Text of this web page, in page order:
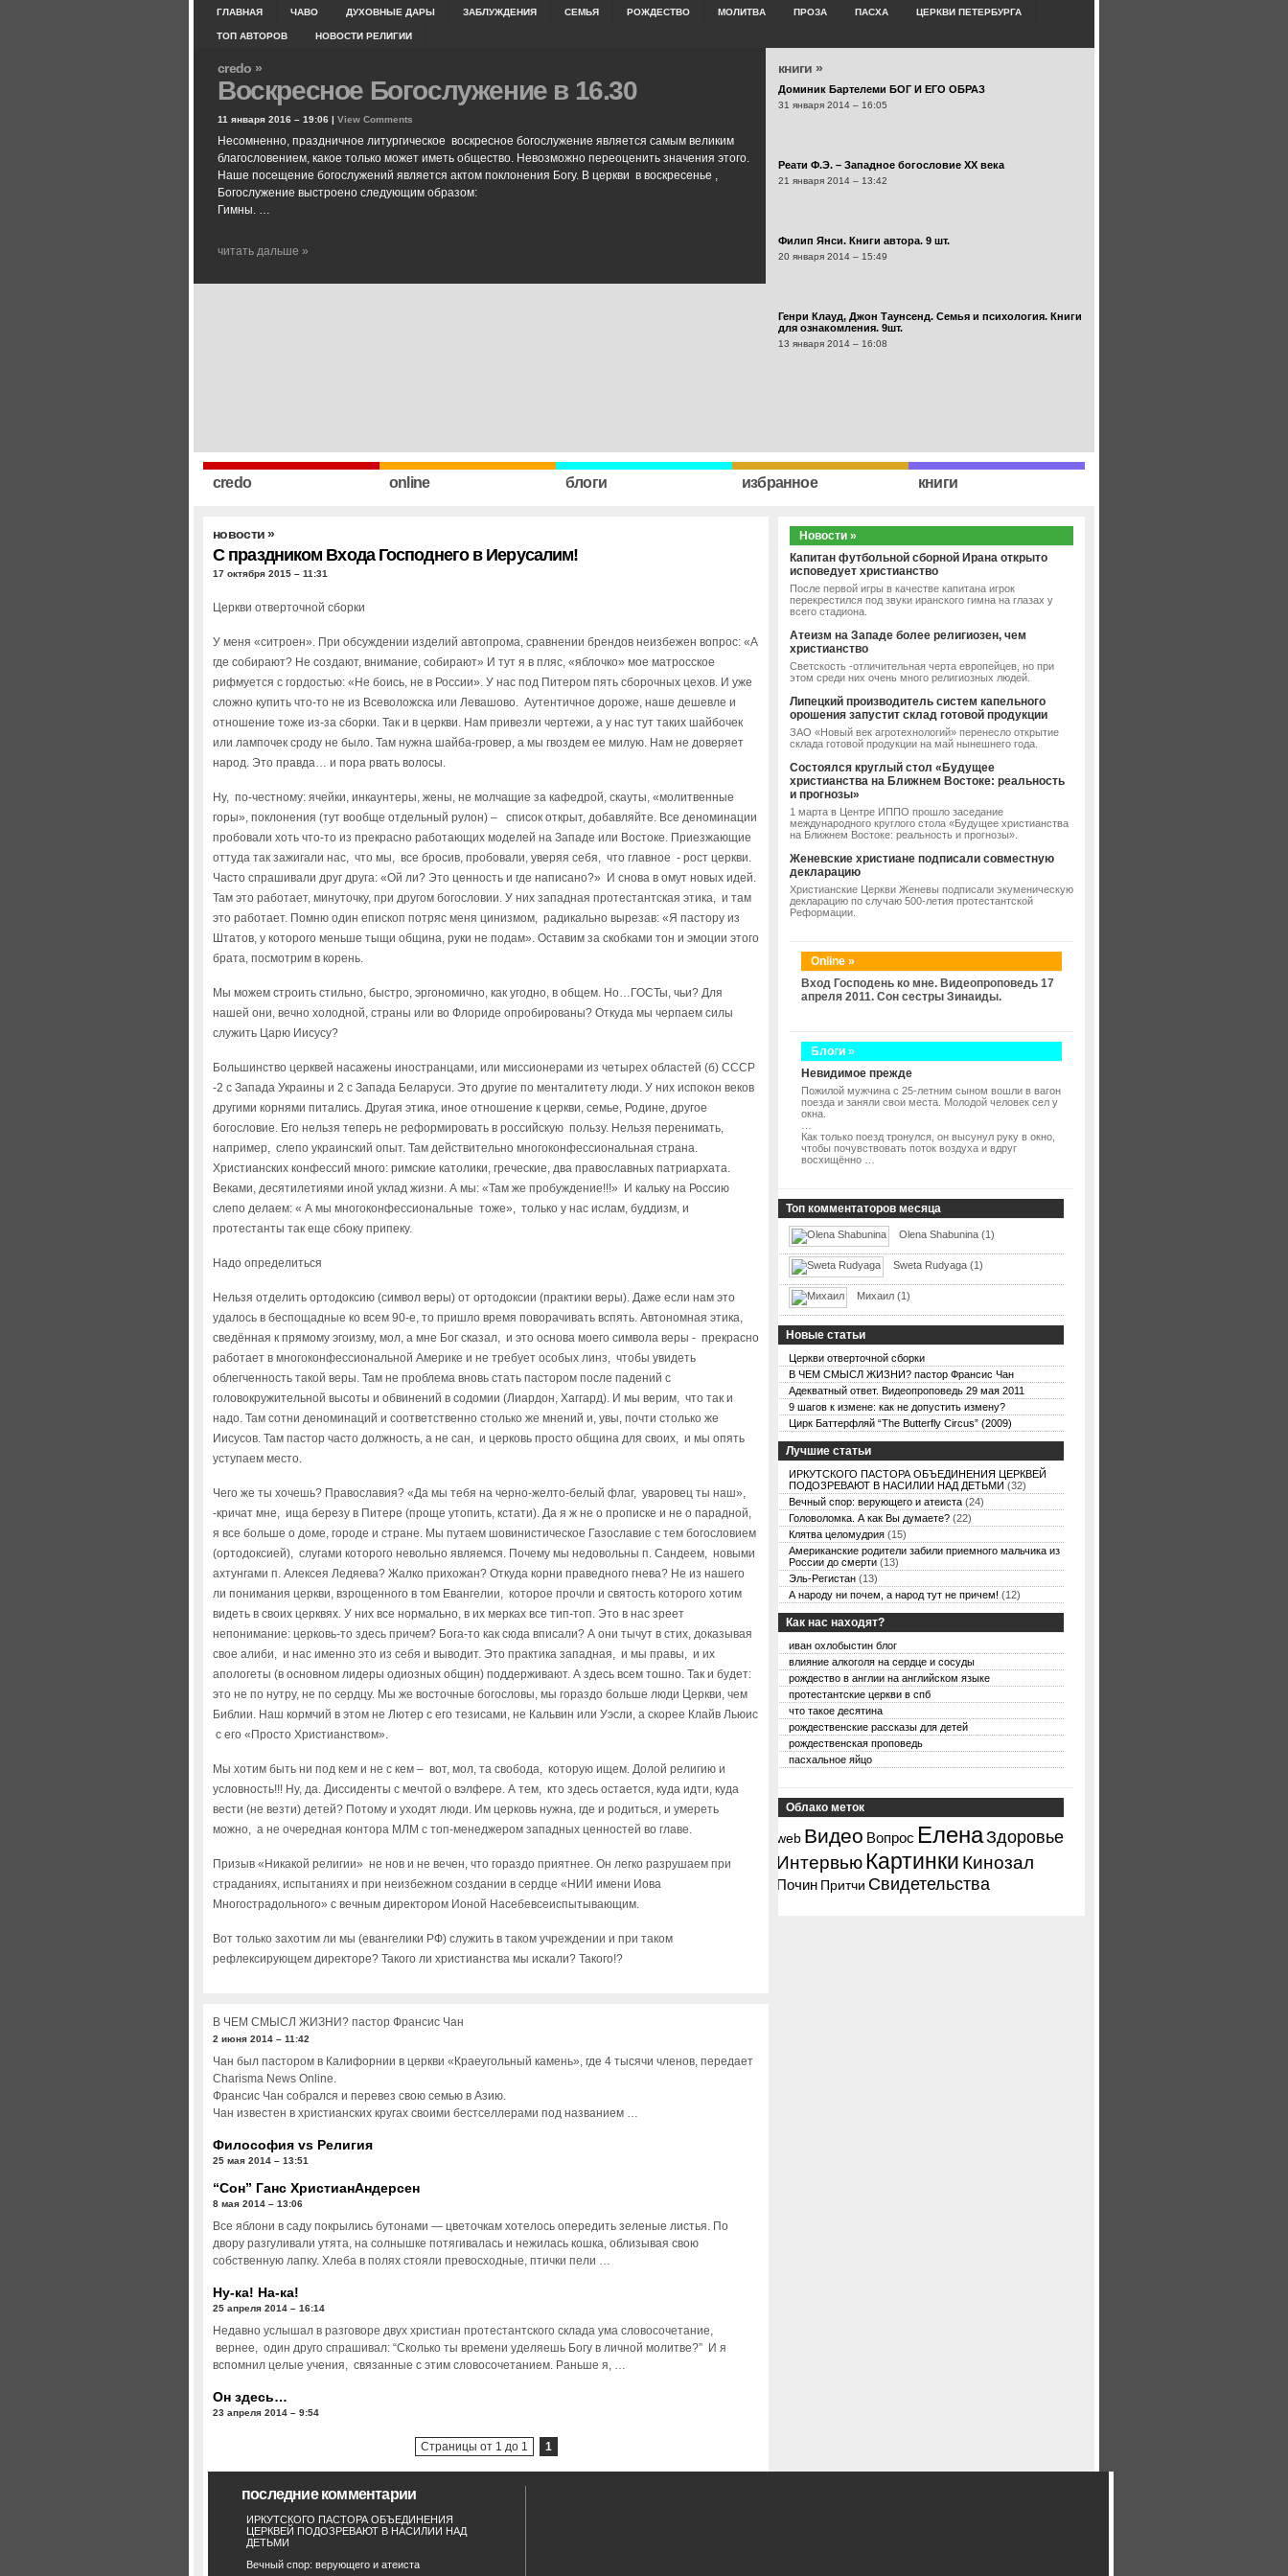
ГЛАВНАЯ ЧАВО ДУХОВНЫЕ ДАРЫ ЗАБЛУЖДЕНИЯ СЕМЬЯ РОЖДЕСТВО МОЛИТВА ПРОЗА ПАСХА ЦЕРКВИ ПЕТЕРБУРГА
ТОП АВТОРОВ НОВОСТИ РЕЛИГИИ
credo »
Воскресное Богослужение в 16.30
11 января 2016 – 19:06 | View Comments
Несомненно, праздничное литургическое воскресное богослужение является самым великим
благословением, какое только может иметь общество. Невозможно переоценить значения этого.
Наше посещение богослужений является актом поклонения Богу. В церкви в воскресенье ,
Богослужение выстроено следующим образом:
Гимны. …
читать дальше »
книги »
Доминик Бартелеми БОГ И ЕГО ОБРАЗ
31 января 2014 – 16:05
Реати Ф.Э. – Западное богословие XX века
21 января 2014 – 13:42
Филип Янси. Книги автора. 9 шт.
20 января 2014 – 15:49
Генри Клауд, Джон Таунсенд. Семья и психология. Книги
для ознакомления. 9шт.
13 января 2014 – 16:08
credo online блоги избранное книги
новости»
С праздником Входа Господнего в Иерусалим!
17 октября 2015 – 11:31
Церкви отверточной сборки
У меня «ситроен». При обсуждении изделий автопрома, сравнении брендов неизбежен вопрос: «А
где собирают? Не создают, внимание, собирают» И тут я в пляс, «яблочко» мое матросское
рифмуется с гордостью: «Не боись, не в России». У нас под Питером пять сборочных цехов. И уже
сложно купить что-то не из Всеволожска или Левашово. Аутентичное дороже, наше дешевле и
отношение тоже из-за сборки. Так и в церкви. Нам привезли чертежи, а у нас тут таких шайбочек
или лампочек сроду не было. Там нужна шайба-гровер, а мы гвоздем ее милую. Нам не доверяет
народ. Это правда… и пора рвать волосы.
Ну, по-честному: ячейки, инкаунтеры, жены, не молчащие за кафедрой, скауты, «молитвенные
горы», поклонения (тут вообще отдельный рулон) – список открыт, добавляйте. Все деноминации
пробовали хоть что-то из прекрасно работающих моделей на Западе или Востоке. Приезжающие
оттуда так зажигали нас, что мы, все бросив, пробовали, уверяя себя, что главное - рост церкви.
Часто спрашивали друг друга: «Ой ли? Это ценность и где написано?» И снова в омут новых идей.
Там это работает, минуточку, при другом богословии. У них западная протестантская этика, и там
это работает. Помню один епископ потряс меня цинизмом, радикально вырезав: «Я пастору из
Штатов, у которого меньше тыщи община, руки не подам». Оставим за скобками тон и эмоции этого
брата, посмотрим в корень.
Мы можем строить стильно, быстро, эргономично, как угодно, в общем. Но…ГОСТы, чьи? Для
нашей они, вечно холодной, страны или во Флориде опробированы? Откуда мы черпаем силы
служить Царю Иисусу?
Большинство церквей насажены иностранцами, или миссионерами из четырех областей (б) СССР
-2 с Запада Украины и 2 с Запада Беларуси. Это другие по менталитету люди. У них испокон веков
другими корнями питались. Другая этика, иное отношение к церкви, семье, Родине, другое
богословие. Его нельзя теперь не реформировать в российскую пользу. Нельзя перенимать,
например, слепо украинский опыт. Там действительно многоконфессиональная страна.
Христианских конфессий много: римские католики, греческие, два православных патриархата.
Веками, десятилетиями иной уклад жизни. А мы: «Там же пробуждение!!!» И кальку на Россию
слепо делаем: « А мы многоконфессиональные тоже», только у нас ислам, буддизм, и
протестанты так еще сбоку припеку.
Надо определиться
Нельзя отделить ортодоксию (символ веры) от ортодоксии (практики веры). Даже если нам это
удалось в беспощадные ко всем 90-е, то пришло время поворачивать вспять. Автономная этика,
сведённая к прямому эгоизму, мол, а мне Бог сказал, и это основа моего символа веры - прекрасно
работает в многоконфессиональной Америке и не требует особых линз, чтобы увидеть
облегченность такой веры. Там не проблема вновь стать пастором после падений с
головокружительной высоты и обвинений в содомии (Лиардон, Хаггард). И мы верим, что так и
надо. Там сотни деноминаций и соответственно столько же мнений и, увы, почти столько же
Иисусов. Там пастор часто должность, а не сан, и церковь просто община для своих, и мы опять
уступаем место.
Чего же ты хочешь? Православия? «Да мы тебя на черно-желто-белый флаг, уваровец ты наш»,
-кричат мне, ища березу в Питере (проще утопить, кстати). Да я ж не о прописке и не о парадной,
я все больше о доме, городе и стране. Мы путаем шовинистическое Газославие с тем богословием
(ортодоксией), слугами которого невольно являемся. Почему мы недовольны п. Сандеем, новыми
ахтунгами п. Алексея Ледяева? Жалко прихожан? Откуда корни праведного гнева? Не из нашего
ли понимания церкви, взрощенного в том Евангелии, которое прочли и святость которого хотим
видеть в своих церквях. У них все нормально, в их мерках все тип-топ. Это в нас зреет
непонимание: церковь-то здесь причем? Бога-то как сюда вписали? А они тычут в стих, доказывая
свое алиби, и нас именно это из себя и выводит. Это практика западная, и мы правы, и их
апологеты (в основном лидеры одиозных общин) поддерживают. А здесь всем тошно. Так и будет:
это не по нутру, не по сердцу. Мы же восточные богословы, мы гораздо больше люди Церкви, чем
Библии. Наш кормчий в этом не Лютер с его тезисами, не Кальвин или Уэсли, а скорее Клайв Льюис
с его «Просто Христианством».
Мы хотим быть ни под кем и не с кем – вот, мол, та свобода, которую ищем. Долой религию и
условность!!! Ну, да. Диссиденты с мечтой о вэлфере. А тем, кто здесь остается, куда идти, куда
вести (не везти) детей? Потому и уходят люди. Им церковь нужна, где и родиться, и умереть
можно, а не очередная контора МЛМ с топ-менеджером западных ценностей во главе.
Призыв «Никакой религии» не нов и не вечен, что гораздо приятнее. Он легко разрушаем при
страданиях, испытаниях и при неизбежном создании в сердце «НИИ имени Иова
Многострадольного» с вечным директором Ионой Насебевсеиспытывающим.
Вот только захотим ли мы (евангелики РФ) служить в таком учреждении и при таком
рефлексирующем директоре? Такого ли христианства мы искали? Такого!?
В ЧЕМ СМЫСЛ ЖИЗНИ? пастор Франсис Чан
2 июня 2014 – 11:42
Чан был пастором в Калифорнии в церкви «Краеугольный камень», где 4 тысячи членов, передает
Charisma News Online.
Франсис Чан собрался и перевез свою семью в Азию.
Чан известен в христианских кругах своими бестселлерами под названием …
Философия vs Религия
25 мая 2014 – 13:51
“Сон” Ганс ХристианАндерсен
8 мая 2014 – 13:06
Все яблони в саду покрылись бутонами — цветочкам хотелось опередить зеленые листья. По
двору разгуливали утята, на солнышке потягивалась и нежилась кошка, облизывая свою
собственную лапку. Хлеба в полях стояли превосходные, птички пели …
Ну-ка! На-ка!
25 апреля 2014 – 16:14
Недавно услышал в разговоре двух христиан протестантского склада ума словосочетание,
вернее, один друго спрашивал: “Сколько ты времени уделяешь Богу в личной молитве?” И я
вспомнил целые учения, связанные с этим словосочетанием. Раньше я, …
Он здесь…
23 апреля 2014 – 9:54
Страницы от 1 до 1 1
Новости »
Капитан футбольной сборной Ирана открыто
исповедует христианство
После первой игры в качестве капитана игрок
перекрестился под звуки иранского гимна на глазах у
всего стадиона.
Атеизм на Западе более религиозен, чем
христианство
Светскость -отличительная черта европейцев, но при
этом среди них очень много религиозных людей.
Липецкий производитель систем капельного
орошения запустит склад готовой продукции
ЗАО «Новый век агротехнологий» перенесло открытие
склада готовой продукции на май нынешнего года.
Состоялся круглый стол «Будущее
христианства на Ближнем Востоке: реальность
и прогнозы»
1 марта в Центре ИППО прошло заседание
международного круглого стола «Будущее христианства
на Ближнем Востоке: реальность и прогнозы».
Женевские христиане подписали совместную
декларацию
Христианские Церкви Женевы подписали экуменическую
декларацию по случаю 500-летия протестантской
Реформации.
Online »
Вход Господень ко мне. Видеопроповедь 17
апреля 2011. Сон сестры Зинаиды.
Блоги »
Невидимое прежде
Пожилой мужчина с 25-летним сыном вошли в вагон
поезда и заняли свои места. Молодой человек сел у
окна.
Как только поезд тронулся, он высунул руку в окно,
чтобы почувствовать поток воздуха и вдруг
восхищённо …
Топ комментаторов месяца
Olena Shabunina (1)
Sweta Rudyaga (1)
Михаил (1)
Новые статьи
Церкви отверточной сборки
В ЧЕМ СМЫСЛ ЖИЗНИ? пастор Франсис Чан
Адекватный ответ. Видеопроповедь 29 мая 2011
9 шагов к измене: как не допустить измену?
Цирк Баттерфляй “The Butterfly Circus” (2009)
Лучшие статьи
ИРКУТСКОГО ПАСТОРА ОБЪЕДИНЕНИЯ ЦЕРКВЕЙ
ПОДОЗРЕВАЮТ В НАСИЛИИ НАД ДЕТЬМИ (32)
Вечный спор: верующего и атеиста (24)
Головоломка. А как Вы думаете? (22)
Клятва целомудрия (15)
Американские родители забили приемного мальчика из
России до смерти (13)
Эль-Регистан (13)
А народу ни почем, а народ тут не причем! (12)
Как нас находят?
иван охлобыстин блог
влияние алкоголя на сердце и сосуды
рождество в англии на английском языке
протестантские церкви в спб
что такое десятина
рождественские рассказы для детей
рождественская проповедь
пасхальное яйцо
Облако меток
web Видео Вопрос ЕленаЗдоровье
ИнтервьюКартинки Кинозал
Почин Притчи Свидетельства
последние комментарии
ИРКУТСКОГО ПАСТОРА ОБЪЕДИНЕНИЯ
ЦЕРКВЕЙ ПОДОЗРЕВАЮТ В НАСИЛИИ НАД
ДЕТЬМИ
Вечный спор: верующего и атеиста